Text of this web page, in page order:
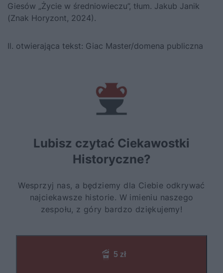
Giesów „Życie w średniowieczu”, tłum. Jakub Janik
(Znak Horyzont, 2024).
Il. otwierająca tekst: Giac Master/domena publiczna